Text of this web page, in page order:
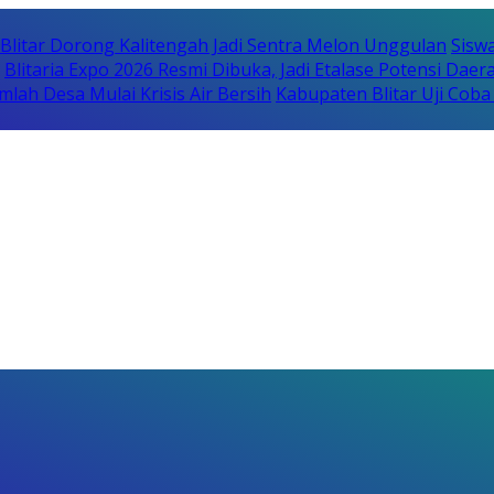
Dorong Kalitengah Jadi Sentra Melon Unggulan
Blitaria Expo 2026 Resmi Dibuka, Jadi Etalase Potensi
Desa Mulai Krisis Air Bersih Kabupaten Blitar Uji